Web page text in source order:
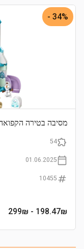
34% -
מסיבה בטירה
54
01.06.2025
10455
198.47₪
- 299₪